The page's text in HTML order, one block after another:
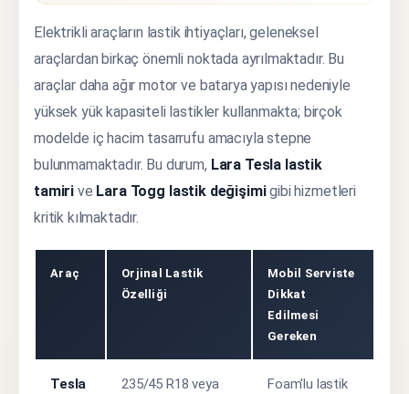
Elektrikli araçların lastik ihtiyaçları, geleneksel
araçlardan birkaç önemli noktada ayrılmaktadır. Bu
araçlar daha ağır motor ve batarya yapısı nedeniyle
yüksek yük kapasiteli lastikler kullanmakta; birçok
modelde iç hacim tasarrufu amacıyla stepne
bulunmamaktadır. Bu durum, Lara Tesla lastik
tamiri ve Lara Togg lastik değişimigibi hizmetleri
kritik kılmaktadır.
Araç
Orjinal Lastik
Özelliği
Mobil Serviste
Dikkat
Edilmesi
Gereken
Tesla
235/45 R18 veya
Foam'lu lastik